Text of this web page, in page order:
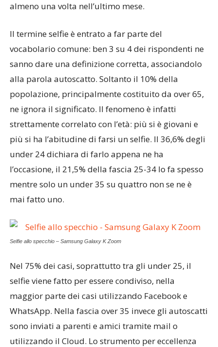
almeno una volta nell’ultimo mese.
Il termine selfie è entrato a far parte del
vocabolario comune: ben 3 su 4 dei rispondenti ne
sanno dare una definizione corretta, associandolo
alla parola autoscatto. Soltanto il 10% della
popolazione, principalmente costituito da over 65,
ne ignora il significato. Il fenomeno è infatti
strettamente correlato con l’età: più si è giovani e
più si ha l’abitudine di farsi un selfie. Il 36,6% degli
under 24 dichiara di farlo appena ne ha
l’occasione, il 21,5% della fascia 25-34 lo fa spesso
mentre solo un under 35 su quattro non se ne è
mai fatto uno.
Selfie allo specchio – Samsung Galaxy K Zoom
Nel 75% dei casi, soprattutto tra gli under 25, il
selfie viene fatto per essere condiviso, nella
maggior parte dei casi utilizzando Facebook e
WhatsApp. Nella fascia over 35 invece gli autoscatti
sono inviati a parenti e amici tramite mail o
utilizzando il Cloud. Lo strumento per eccellenza